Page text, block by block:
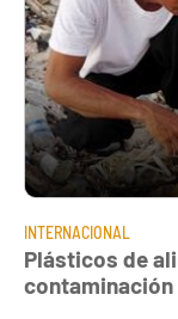
INTERNACIONAL
Plásticos de
contaminación